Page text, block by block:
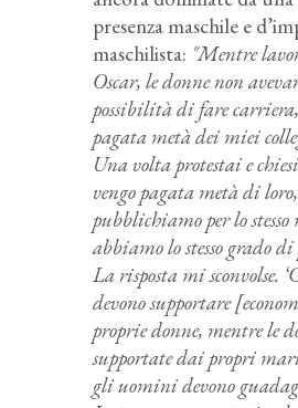
presenza maschile e
maschilista: "Mentre
Oscar, le donne non
possibilità di fare
pagata metà dei miei
Una volta protestai e
vengo pagata metà di loro,
pubblichiamo per lo
abbiamo lo stesso grado di
La risposta mi sconvolse.
devono supportare
proprie donne, mentre le
supportate dai propri
gli uomini devono